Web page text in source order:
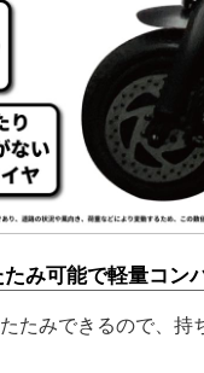
たみ可能で軽量コン
たみできるので、持